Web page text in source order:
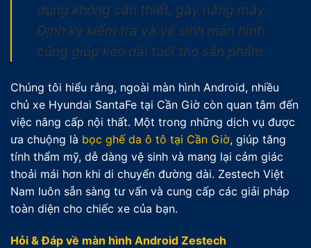
dụng không cần thiết, gây nặng máy.
Định kỳ kiểm tra và vệ sinh màn hình
cũng giúp kéo dài tuổi thọ sản phẩm.
Chúng tôi hiểu rằng, ngoài màn hình Android, nhiều
chủ xe Hyundai SantaFe tại Cần Giờ còn quan tâm đến
việc nâng cấp nội thất. Một trong những dịch vụ được
ưa chuộng là bọc ghế da ô tô tại Cần Giờ, giúp tăng
tính thẩm mỹ, dễ dàng vệ sinh và mang lại cảm giác
thoải mái hơn khi di chuyển đường dài. Zestech Việt
Nam luôn sẵn sàng tư vấn và cung cấp các giải pháp
toàn diện cho chiếc xe của bạn.
Hỏi & Đáp về màn hình Android Zestech